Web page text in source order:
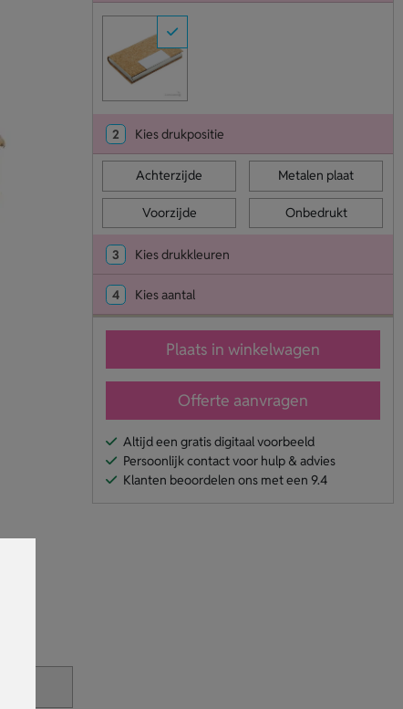
2 Kies drukpositie
Achterzijde Metalen plaat
Voorzijde Onbedrukt
3 Kies drukkleuren
4 Kies aantal
Plaats in winkelwagen
Offerte aanvragen
Altijd een gratis digitaal voorbeeld
Persoonlijk contact voor hulp & advies
Klanten beoordelen ons met een 9.4